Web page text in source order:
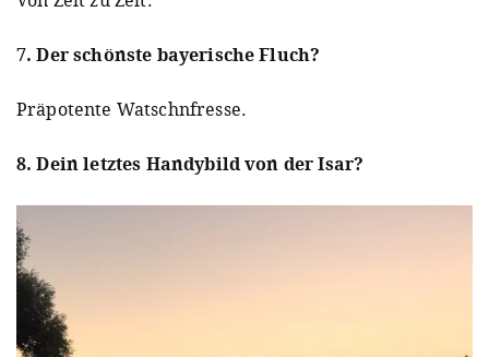
7. Der schönste bayerische Fluch?
Präpotente Watschnfresse.
8. Dein letztes Handybild von der Isar?